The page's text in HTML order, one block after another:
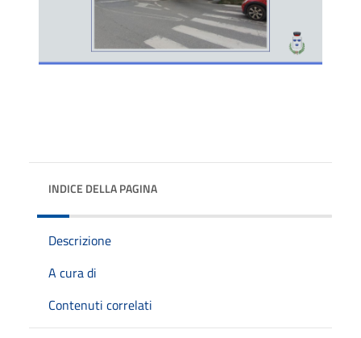
INDICE DELLA PAGINA
Descrizione
A cura di
Contenuti correlati